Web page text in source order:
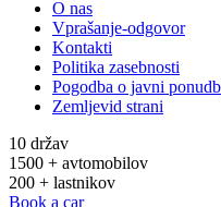
O nas
Vprašanje-odgovor
Kontakti
Politika zasebnosti
Pogodba o javni
Zemljevid strani
10 držav
1500 + avtomobilov
200 + lastnikov
Book a car